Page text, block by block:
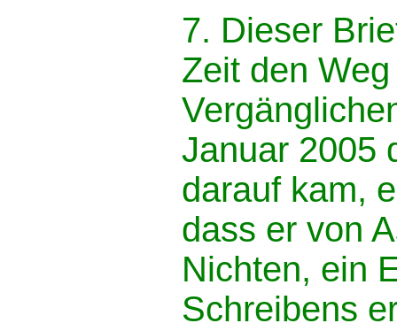
7. Dieser
Zeit den
Januar 2005
darauf kam,
dass er von
Nichten, ein
Schreibens